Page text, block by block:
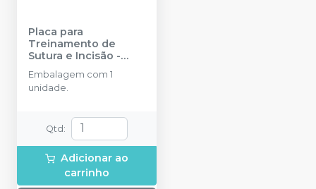
Placa para
Treinamento de
Sutura e Incisão -
ORAIS
Embalagem com 1
unidade.
Qtd :
Adicionar ao
carrinho